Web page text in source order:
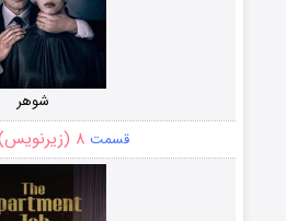
شوهر
قسمت ۸ (زیرنویس)